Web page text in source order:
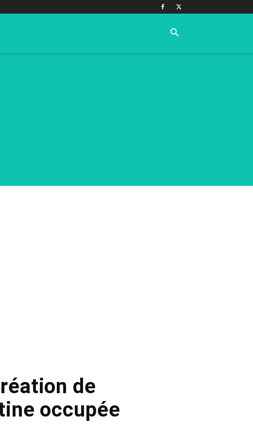
de
occupée